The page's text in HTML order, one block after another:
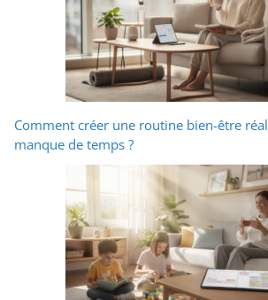
Comment créer une routine bien-être
manque de temps ?